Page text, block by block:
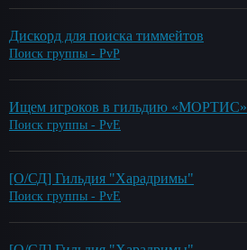
Дискорд для поиска тиммейтов
Поиск группы - PvP
Ищем игроков в гильдию «МОРТИС»
Поиск группы - PvE
[О/СД] Гильдия "Харадримы"
Поиск группы - PvE